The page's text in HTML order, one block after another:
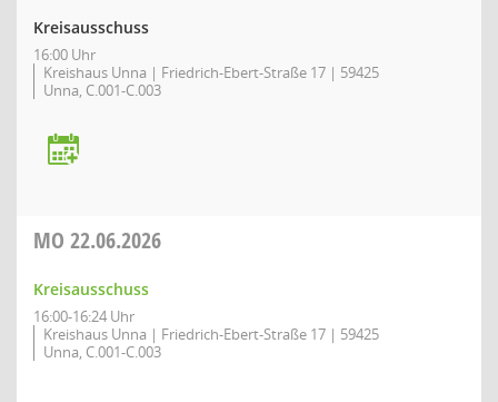
Kreisausschuss
16:00 Uhr
Kreishaus Unna | Friedrich-Ebert-Straße 17 | 59425
Unna, C.001-C.003
MO 22.06.2026
Kreisausschuss
16:00-16:24 Uhr
Kreishaus Unna | Friedrich-Ebert-Straße 17 | 59425
Unna, C.001-C.003